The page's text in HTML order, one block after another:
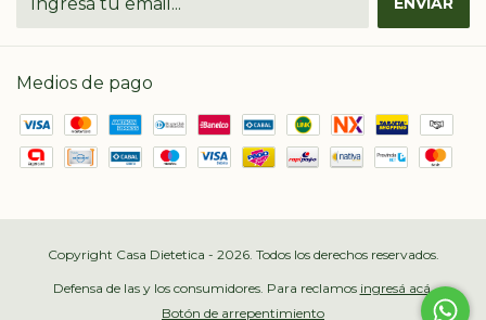
Medios de pago
Copyright Casa Dietetica - 2026. Todos los derechos reservados.
Defensa de las y los consumidores. Para reclamos ingresá acá.
Botón de arrepentimiento